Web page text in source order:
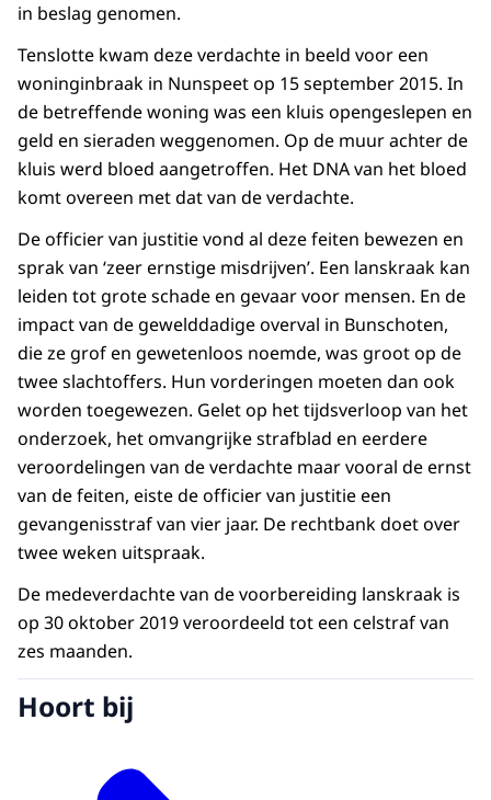
in beslag genomen.
Tenslotte kwam deze verdachte in beeld voor een
woninginbraak in Nunspeet op 15 september 2015. In
de betreffende woning was een kluis opengeslepen en
geld en sieraden weggenomen. Op de muur achter de
kluis werd bloed aangetroffen. Het DNA van het bloed
komt overeen met dat van de verdachte.
De officier van justitie vond al deze feiten bewezen en
sprak van ‘zeer ernstige misdrijven’. Een lanskraak kan
leiden tot grote schade en gevaar voor mensen. En de
impact van de gewelddadige overval in Bunschoten,
die ze grof en gewetenloos noemde, was groot op de
twee slachtoffers. Hun vorderingen moeten dan ook
worden toegewezen. Gelet op het tijdsverloop van het
onderzoek, het omvangrijke strafblad en eerdere
veroordelingen van de verdachte maar vooral de ernst
van de feiten, eiste de officier van justitie een
gevangenisstraf van vier jaar. De rechtbank doet over
twee weken uitspraak.
De medeverdachte van de voorbereiding lanskraak is
op 30 oktober 2019 veroordeeld tot een celstraf van
zes maanden.
Hoort bij